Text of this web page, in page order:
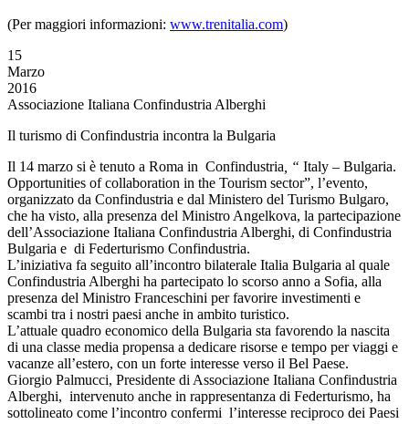
(Per maggiori informazioni: www.trenitalia.com)
15
Marzo
2016
Associazione Italiana Confindustria Alberghi
Il turismo di Confindustria incontra la Bulgaria
Il 14 marzo si è tenuto a Roma in Confindustria , “ Italy – Bulgaria.
Opportunities of collaboration in the Tourism sector”, l’evento,
organizzato da Confindustria e dal Ministero del Turismo Bulgaro,
che ha visto, alla presenza del Ministro Angelkova, la partecipazione
dell’Associazione Italiana Confindustria Alberghi, di Confindustria
Bulgaria e di Federturismo Confindustria.
L’iniziativa fa seguito all’incontro bilaterale Italia Bulgaria al quale
Confindustria Alberghi ha partecipato lo scorso anno a Sofia, alla
presenza del Ministro Franceschini per favorire investimenti e
scambi tra i nostri paesi anche in ambito turistico.
L’attuale quadro economico della Bulgaria sta favorendo la nascita
di una classe media propensa a dedicare risorse e tempo per viaggi e
vacanze all’estero, con un forte interesse verso il Bel Paese.
Giorgio Palmucci, Presidente di Associazione Italiana Confindustria
Alberghi, intervenuto anche in rappresentanza di Federturismo, ha
sottolineato come l’incontro confermi l’interesse reciproco dei Paesi